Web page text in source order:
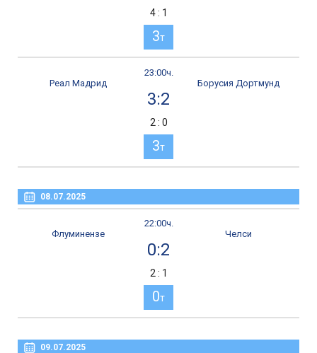
4 : 1
3т
23:00ч.
Реал Мадрид
3:2
Борусия Дортмунд
2 : 0
3т
08.07.2025
22:00ч.
Флуминензе
0:2
Челси
2 : 1
0т
09.07.2025